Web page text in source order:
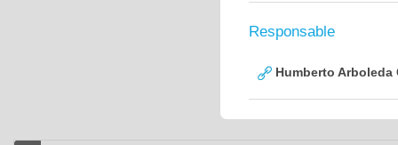
Responsable
Humberto Arboleda